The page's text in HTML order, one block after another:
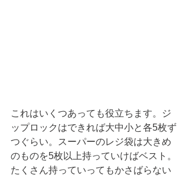
これはいくつあっても役立ちます。ジ
ップロックはできれば大中小と各5枚ず
つぐらい。スーパーのレジ袋は大きめ
のものを5枚以上持っていけばベスト。
たくさん持っていってもかさばらない